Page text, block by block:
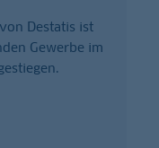
Destatis ist
Gewerbe im